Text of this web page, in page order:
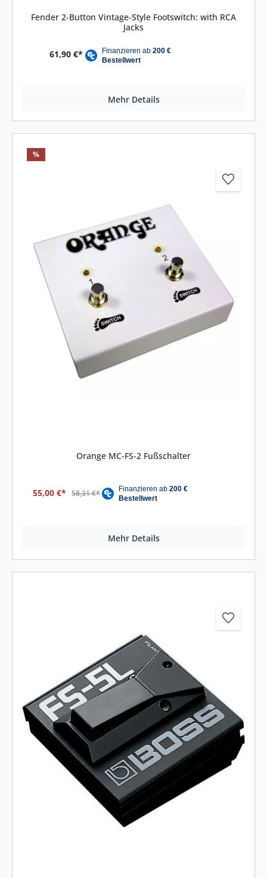
Fender 2-Button Vintage-Style Footswitch: with RCA
Jacks
61,90 €*
Mehr Details
%
Orange MC-FS-2 Fußschalter
55,00 €* 58,31 €*
Mehr Details